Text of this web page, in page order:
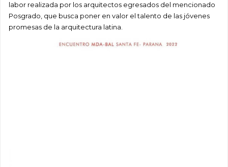
labor realizada por los arquitectos egresados del mencionado
Posgrado, que busca poner en valor el talento de las jóvenes
promesas de la arquitectura latina.